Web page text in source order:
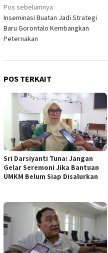
Navigasi
pos
Pos sebelumnya
Inseminasi Buatan Jadi Strategi
Baru Gorontalo Kembangkan
Peternakan
POS TERKAIT
Sri Darsiyanti Tuna: Jangan
Gelar Seremoni Jika Bantuan
UMKM Belum Siap Disalurkan